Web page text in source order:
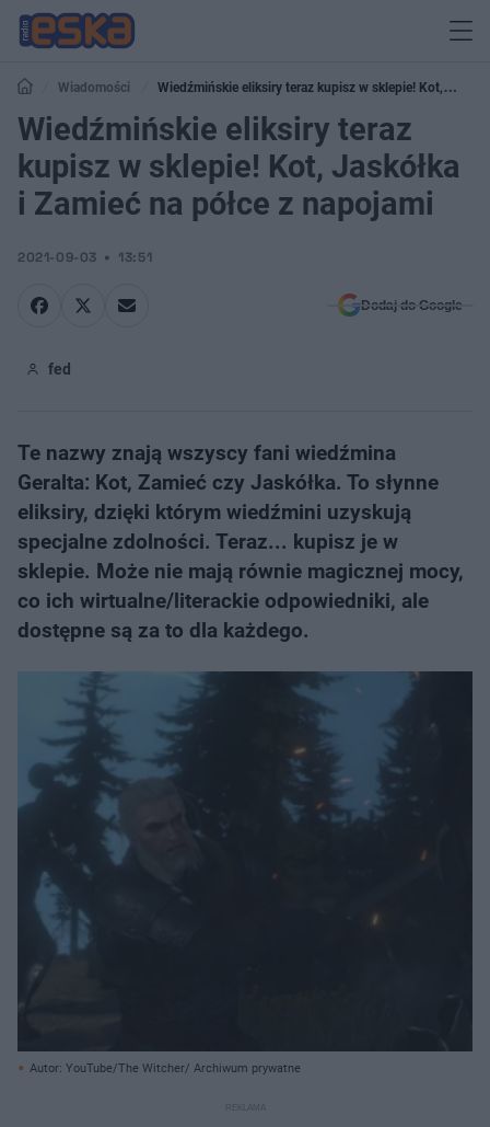
Wiadomości
Wiedźmińskie eliksiry teraz kupisz w sklepie! Kot,
Jaskółka i Zamieć na półce z napojami
Wiedźmińskie eliksiry teraz
kupisz w sklepie! Kot, Jaskółka
i Zamieć na półce z napojami
2021-09-03 13:51
Dodaj do Google
fed
Te nazwy znają wszyscy fani wiedźmina
Geralta: Kot, Zamieć czy Jaskółka. To słynne
eliksiry, dzięki którym wiedźmini uzyskują
specjalne zdolności. Teraz... kupisz je w
sklepie. Może nie mają równie magicznej mocy,
co ich wirtualne/literackie odpowiedniki, ale
dostępne są za to dla każdego.
Autor: YouTube/The Witcher/ Archiwum prywatne